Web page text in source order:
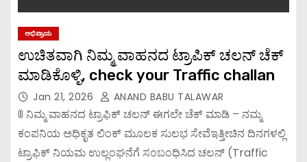
ಅಭಿಪ್ರಾಯ
ಉಚಿತವಾಗಿ ನಿಮ್ಮ ವಾಹನದ ಟ್ರಾಪಿಕ್ ಚಲನ್ ಚೆಕ್
ಮಾಡಿಕೊಳ್ಳಿ, check your Traffic challan
Jan 21, 2026 ANAND BABU TALAWAR
🚦 ನಿಮ್ಮ ವಾಹನದ ಟ್ರಾಫಿಕ್ ಚಲನ್ ಈಗಲೇ ಚೆಕ್ ಮಾಡಿ – ನಮ್ಮ
ಕಂಪನಿಯ ಅಧಿಕೃತ ಲಿಂಕ್ ಮೂಲಕ ಸುಲಭ ಸೇವೆಇತ್ತೀಚಿನ ದಿನಗಳಲ್ಲಿ
ಟ್ರಾಫಿಕ್ ನಿಯಮ ಉಲ್ಲಂಘನೆಗೆ ಸಂಬಂಧಿಸಿದ ಚಲನ್ (Traffic